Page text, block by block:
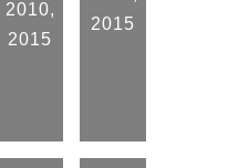
2010,
2015
2015